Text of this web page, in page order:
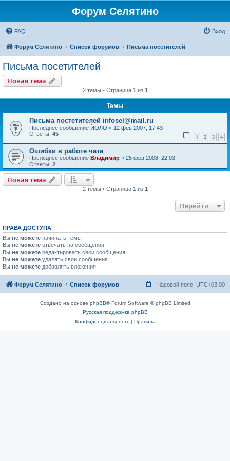
Форум Селятино
FAQ Вход
Форум Селятино Список форумов Письма посетителей
Письма посетителей
Новая тема
2 темы • Страница 1 из 1
Темы
Письма постетителей infosel@mail.ru
Последнее сообщение ЙОЛО « 12 фев 2007, 17:43
Ответы: 45 1 2 3 4
Ошибки в работе чата
Последнее сообщение Владимир « 25 фев 2008, 22:03
Ответы: 2
Новая тема
2 темы • Страница 1 из 1
Перейти
ПРАВА ДОСТУПА
Вы не можете начинать темы
Вы не можете отвечать на сообщения
Вы не можете редактировать свои сообщения
Вы не можете удалять свои сообщения
Вы не можете добавлять вложения
Форум Селятино Список форумов Часовой пояс: UTC+03:00
Создано на основе phpBB® Forum Software © phpBB Limited
Русская поддержка phpBB
Конфиденциальность| Правила